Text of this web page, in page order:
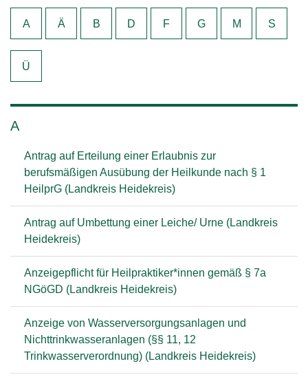
A Ä B D F G M S
Ü
A
Antrag auf Erteilung einer Erlaubnis zur
berufsmäßigen Ausübung der Heilkunde nach § 1
HeilprG (Landkreis Heidekreis)
Antrag auf Umbettung einer Leiche/ Urne (Landkreis
Heidekreis)
Anzeigepflicht für Heilpraktiker*innen gemäß § 7a
NGöGD (Landkreis Heidekreis)
Anzeige von Wasserversorgungsanlagen und
Nichttrinkwasseranlagen (§§ 11, 12
Trinkwasserverordnung) (Landkreis Heidekreis)